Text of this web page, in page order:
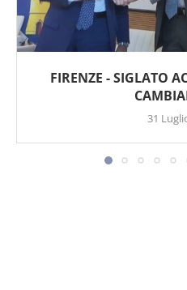
FIRENZE - SIGLATO
31